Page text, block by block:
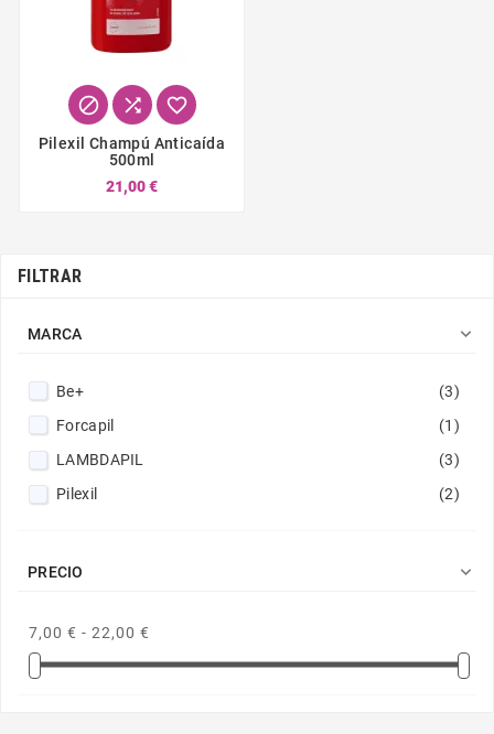
  
Pilexil Champú Anticaída
500ml
21,00 €
FILTRAR
MARCA 
Be+
(3)
Forcapil
(1)
LAMBDAPIL
(3)
Pilexil
(2)
PRECIO 
7,00 € - 22,00 €